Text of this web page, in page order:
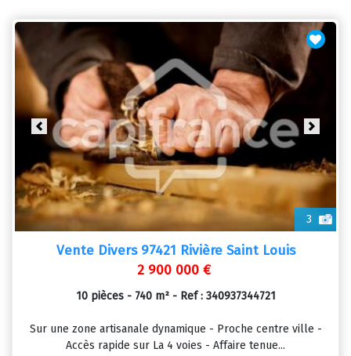
3
Previous Next
Vente Divers 97421 Rivière Saint Louis
2 900 000 €
10 pièces - 740 m² - Ref : 340937344721
Sur une zone artisanale dynamique - Proche centre ville -
Accès rapide sur La 4 voies - Affaire tenue...